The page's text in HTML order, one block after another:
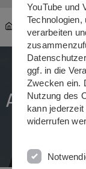
Universität
Alumni
YouTube und
verarbeiten
ggf. in die
Zwecken ein.
Nutzung des
kann
widerrufen